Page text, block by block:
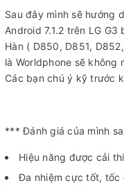
Sau đây mình sẽ hướng
Android 7.1.2 trên LG
Hàn ( D850, D851,
là Worldphone sẽ
Các bạn chú ý kỹ trước
*** Đánh giá của mình
Hiệu năng được cải
Đa nhiệm cực tốt, tốc